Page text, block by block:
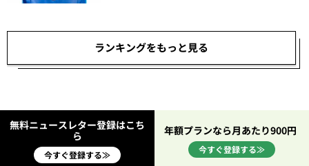
ランキングをもっと見る
無料ニュースレター登録はこち
ら
今すぐ登録する≫
年額プランなら月あたり900円
今すぐ登録する≫